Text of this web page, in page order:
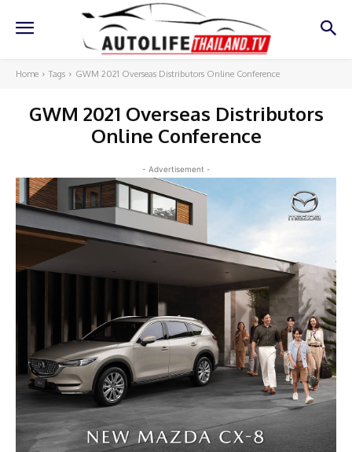
Home Tags GWM 2021 Overseas Distributors Online Conference
GWM 2021 Overseas Distributors
Online Conference
- Advertisement -